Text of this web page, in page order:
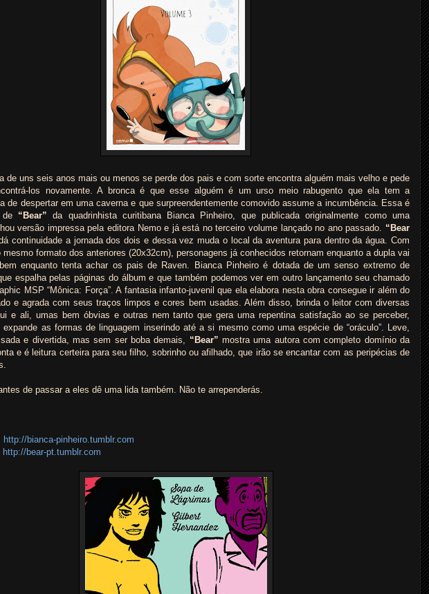
de uns seis anos mais ou menos se perde dos pais e com sorte encontra alguém mais velho e pede
los novamente. A bronca é que esse alguém é um urso meio rabugento que ela tem a
de despertar em uma caverna e que surpreendentemente comovido assume a incumbência. Essa é
de “Bear” da quadrinhista curitibana Bianca Pinheiro, que publicada originalmente como uma
versão impressa pela editora Nemo e já está no terceiro volume lançado no ano passado. “Bear
continuidade a jornada dos dois e dessa vez muda o local da aventura para dentro da água. Com
mesmo formato dos anteriores (20x32cm), personagens já conhecidos retornam enquanto a dupla vai
enquanto tenta achar os pais de Raven. Bianca Pinheiro é dotada de um senso extremo de
espalha pelas páginas do álbum e que também podemos ver em outro lançamento seu chamado
MSP “Mônica: Força”. A fantasia infanto-juvenil que ela elabora nesta obra consegue ir além do
e agrada com seus traços limpos e cores bem usadas. Além disso, brinda o leitor com diversas
e ali, umas bem óbvias e outras nem tanto que gera uma repentina satisfação ao se perceber,
expande as formas de linguagem inserindo até a si mesmo como uma espécie de “oráculo”. Leve,
e divertida, mas sem ser boba demais, “Bear” mostra uma autora com completo domínio da
e é leitura certeira para seu filho, sobrinho ou afilhado, que irão se encantar com as peripécias de
de passar a eles dê uma lida também. Não te arrependerás.
http://bianca-pinheiro.tumblr.com
http://bear-pt.tumblr.com